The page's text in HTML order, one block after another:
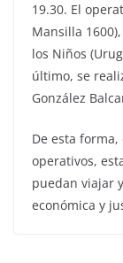
19.30. El
Mansilla
los Niños
último, se
González
De esta
operativos,
puedan viajar
económica y